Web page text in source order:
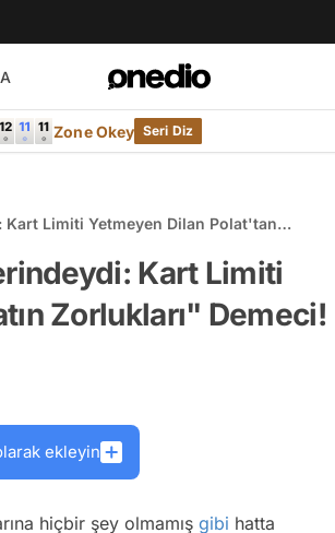
Zone Okey Seri Diz
Limiti Yetmeyen Dilan Polat'tan
Kart Limiti
Zorlukları" Demeci!
ekleyin
hiçbir şey olmamış gibi hatta